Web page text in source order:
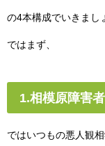
の4本構成でいきまし
ではまず、
1.相模原障害
ではいつもの悪人観